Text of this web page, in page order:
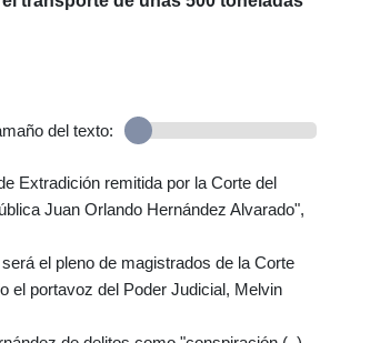
del texto:
Extradición remitida por la Corte del
Juan Orlando Hernández Alvarado",
el pleno de magistrados de la Corte
el portavoz del Poder Judicial, Melvin